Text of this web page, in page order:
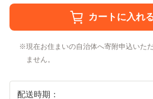
現在お住まいの自治体へ寄附申込いた
ません。
配送時期：